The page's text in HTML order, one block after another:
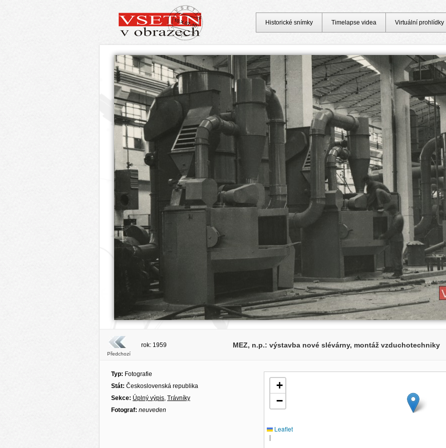
Předchozí
rok: 1959 MEZ, n.p.: výstavba nové slévárny, montáž vzduchotechniky
Typ: Fotografie
Stát: Československá republika
Sekce: Úplný výpis, Trávníky
Fotograf: neuveden
+
−
Leaflet
|
Historické snímky Timelapse videa Virtuální prohlídky